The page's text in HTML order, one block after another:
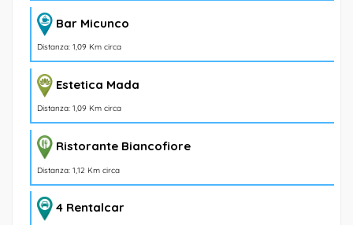
Bar Micunco
Distanza: 1,09 Km circa
Estetica Mada
Distanza: 1,09 Km circa
Ristorante Biancofiore
Distanza: 1,12 Km circa
4 Rentalcar